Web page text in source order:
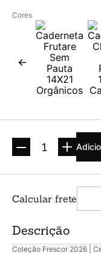
Cores
Descrição
Coleção Frescor 2026 |